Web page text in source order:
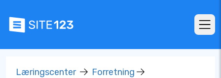
Læringscenter Forretning